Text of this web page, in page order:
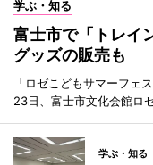
学ぶ・知る
富士市で「トレイ
グッズの販売も
「ロゼこどもサマーフェ
23日、富士市文化会館ロ
学ぶ・知る